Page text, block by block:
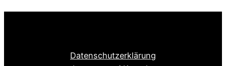
Datenschutzerklärung